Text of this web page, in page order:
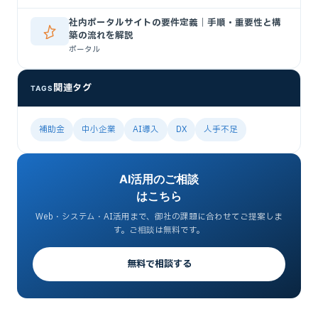
社内ポータルサイトの要件定義｜手順・重要性と構
築の流れを解説
ポータル
TAGS 関連タグ
補助金 中小企業 AI導入 DX 人手不足
AI活用のご相談
はこちら
Web・システム・AI活用まで、御社の課題に合わせてご提案しま
す。ご相談は無料です。
無料で相談する